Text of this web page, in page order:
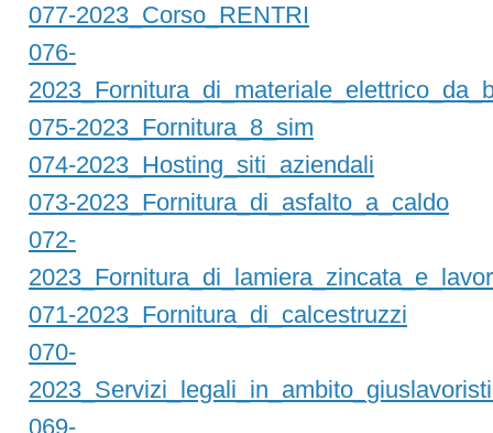
077-2023_Corso_RENTRI
076-
075-2023_Fornitura_8_sim
074-2023_Hosting_siti_aziendali
073-2023_Fornitura_di_asfalto_a_caldo
072-
071-2023_Fornitura_di_calcestruzzi
070-
069-